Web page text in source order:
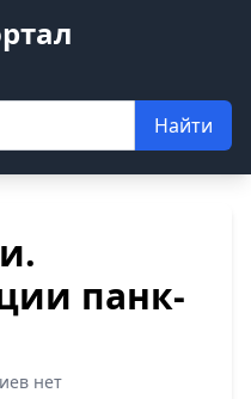
Найти
панк-
нет